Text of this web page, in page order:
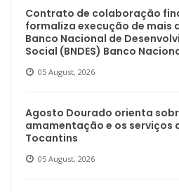
Contrato de colaboração
formaliza execução de mais
Banco Nacional de
Social (BNDES) Banco
05 August, 2026
Agosto Dourado orienta
amamentação e os serviços
Tocantins
05 August, 2026